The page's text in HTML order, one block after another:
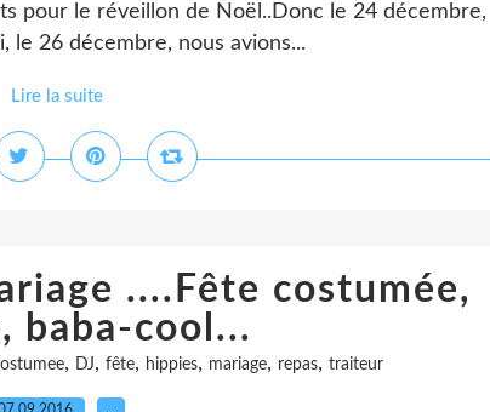
pour le réveillon de Noël..Donc le 24 décembre,
le 26 décembre, nous avions...
Lire la suite
....Fête costumée,
baba-cool...
, DJ, fête, hippies, mariage, repas, traiteur